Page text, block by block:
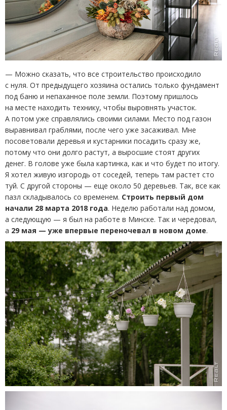
— Можно сказать, что все строительство происходило
с нуля. От предыдущего хозяина остались только фундамент
под баню и непаханное поле земли. Поэтому пришлось
на месте находить технику, чтобы выровнять участок.
А потом уже справлялись своими силами. Место под газон
выравнивал граблями, после чего уже засаживал. Мне
посоветовали деревья и кустарники посадить сразу же,
потому что они долго растут, а выросшие стоят других
денег. В голове уже была картинка, как и что будет по итогу.
Я хотел живую изгородь от соседей, теперь там растет сто
туй. С другой стороны — еще около 50 деревьев. Так, все как
пазл складывалось со временем. Строить первый дом
начали 28 марта 2018 года. Неделю работали над домом,
а следующую — я был на работе в Минске. Так и чередовал,
а 29 мая — уже впервые переночевал в новом доме.